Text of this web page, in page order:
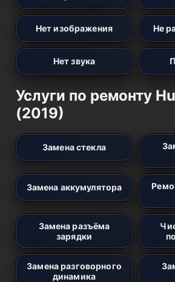
Нет изображения Не
Нет звука
Услуги по ремонту
(2019)
Замена стекла
Замена аккумулятора
Замена разъёма
зарядки
Замена разговорного
динамика